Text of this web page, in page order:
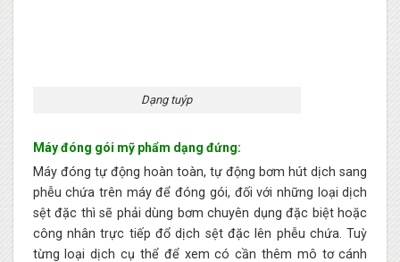
Dạng tuýp
Máy đóng gói mỹ phẩm dạng đứng:
Máy đóng tự động hoàn toàn, tự động bơm hút dịch sang
phễu chứa trên máy để đóng gói, đối với những loại dịch
sệt đặc thì sẽ phải dùng bơm chuyên dụng đặc biệt hoặc
công nhân trực tiếp đổ dịch sệt đặc lên phễu chứa. Tuỳ
từng loại dịch cụ thể để xem có cần thêm mô tơ cánh